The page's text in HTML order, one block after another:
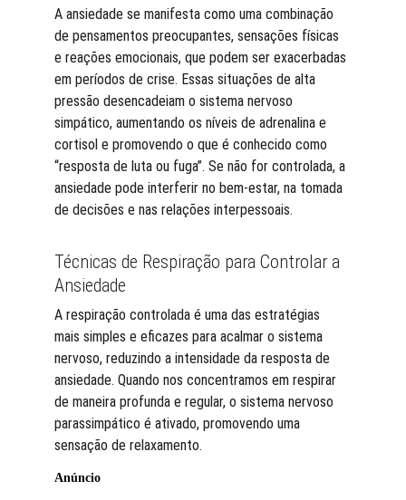
A ansiedade se manifesta como uma combinação
de pensamentos preocupantes, sensações físicas
e reações emocionais, que podem ser exacerbadas
em períodos de crise. Essas situações de alta
pressão desencadeiam o sistema nervoso
simpático, aumentando os níveis de adrenalina e
cortisol e promovendo o que é conhecido como
“resposta de luta ou fuga”​. Se não for controlada, a
ansiedade pode interferir no bem-estar, na tomada
de decisões e nas relações interpessoais.
Técnicas de Respiração para Controlar a
Ansiedade
A respiração controlada é uma das estratégias
mais simples e eficazes para acalmar o sistema
nervoso, reduzindo a intensidade da resposta de
ansiedade. Quando nos concentramos em respirar
de maneira profunda e regular, o sistema nervoso
parassimpático é ativado, promovendo uma
sensação de relaxamento.